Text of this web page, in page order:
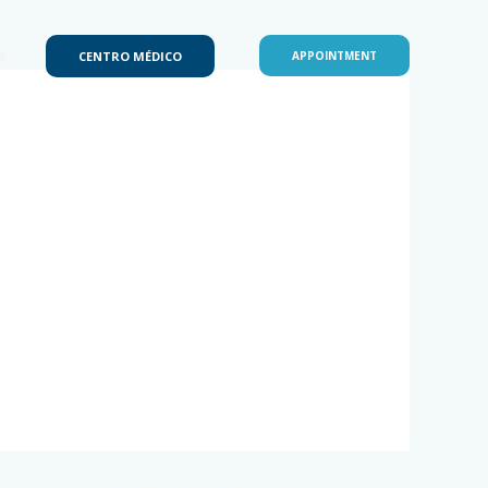
CENTRO MÉDICO APPOINTMENT